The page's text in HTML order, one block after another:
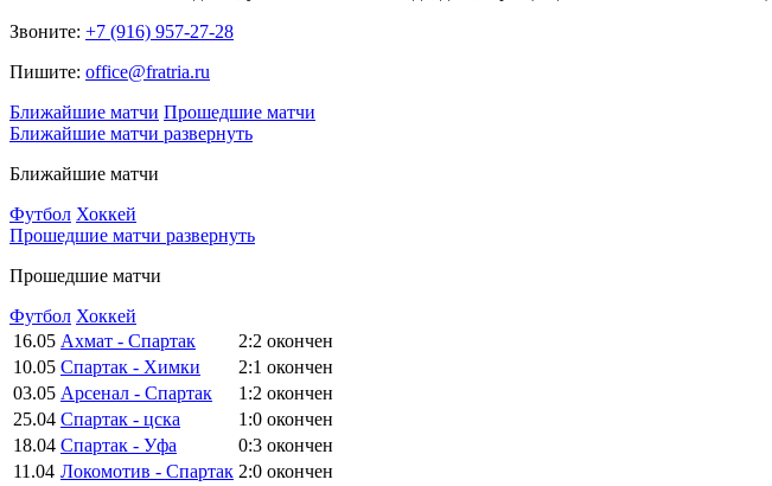
Звоните: +7 (916) 957-27-28
Пишите: office@fratria.ru
Ближайшие матчи Прошедшие матчи
Ближайшие матчи развернуть
Ближайшие матчи
Футбол Хоккей
Прошедшие матчи развернуть
Прошедшие матчи
Футбол Хоккей
16.05 Ахмат - Спартак 2:2 окончен
10.05 Спартак - Химки 2:1 окончен
03.05 Арсенал - Спартак 1:2 окончен
25.04 Спартак - цска 1:0 окончен
18.04 Спартак - Уфа 0:3 окончен
11.04 Локомотив - Спартак 2:0 окончен